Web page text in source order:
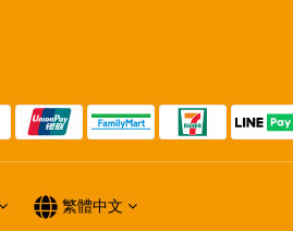
繁體中文